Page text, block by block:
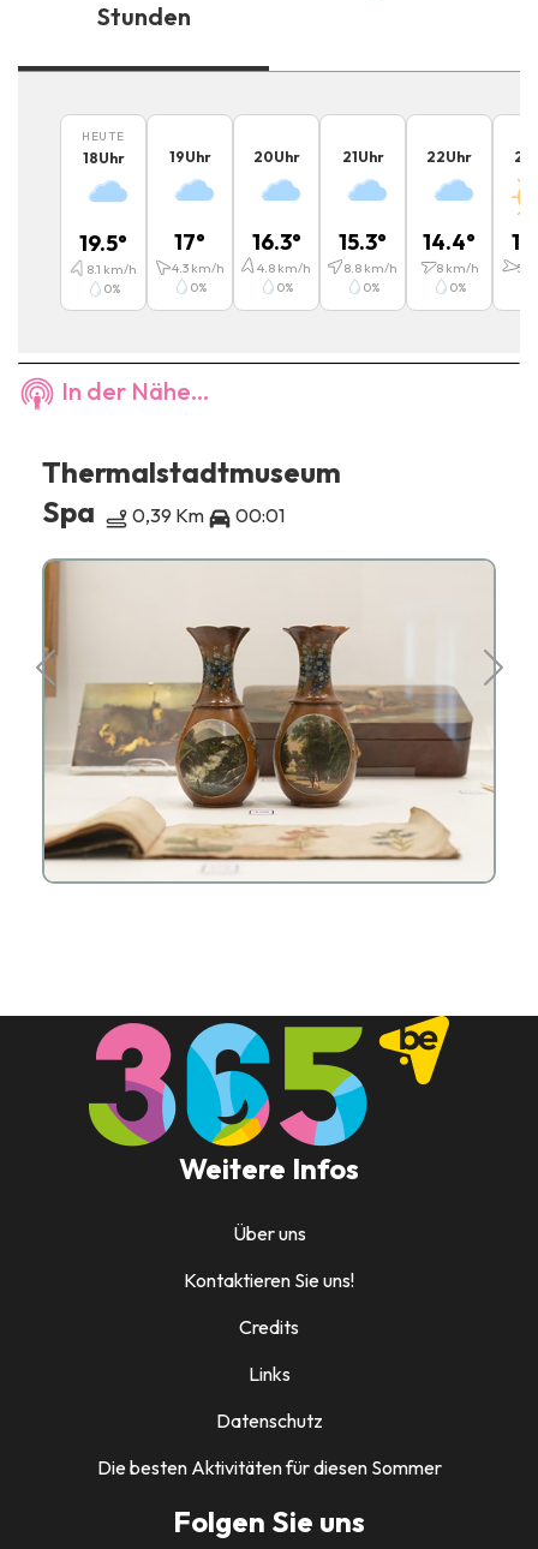
Stunden
HEUTE
18Uhr
19.5°
8.1 km/h
0%
19Uhr
17°
4.3km/h
0%
20Uhr
16.3°
4.8 km/h
0%
21Uhr
15.3°
8.8 km/h
0%
22Uhr
14.4°
8km/h
0%
23
5.8
In der Nähe...
Thermalstadtmuseum
Spa
0,39 Km 00:01
Weitere Infos
Über uns
Kontaktieren Sie uns!
Credits
Links
Datenschutz
Die besten Aktivitäten für diesen Sommer
Folgen Sie uns